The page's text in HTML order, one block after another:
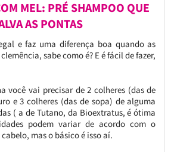
MEL: PRÉ SHAMPOO QUE
AS PONTAS
e faz uma diferença boa quando as
sabe como é? E é fácil de fazer,
você vai precisar de 2 colheres (das de
e 3 colheres (das de sopa) de alguma
( a de Tutano, da Bioextratus, é ótima
podem variar de acordo com o
mas o básico é isso aí.